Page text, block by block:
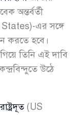
অন্তর্বর্তী
এর সঙ্গে
করতে হবে।
তিনি এই দাবি
উঠে
(US